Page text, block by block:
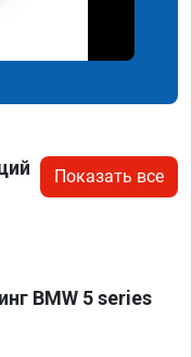
Показать все
BMW 5 series